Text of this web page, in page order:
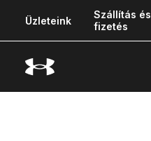
Üzleteink
Szállítás és
fizetés